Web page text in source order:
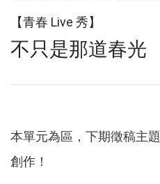
【青春 Live 秀】
不只是那道春光
本單元為區，下期徵稿主
創作！